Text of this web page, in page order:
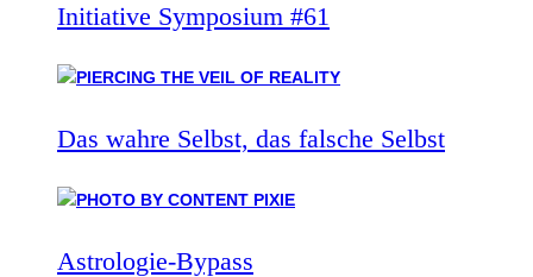
Initiative Symposium #61
Das wahre Selbst, das falsche Selbst
Astrologie-Bypass